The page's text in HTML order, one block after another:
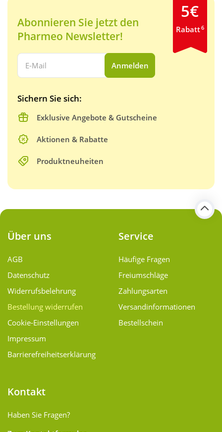
Abonnieren Sie jetzt den
Pharmeo Newsletter!
Ihre E-Mail Adresse:
Anmelden
Sichern Sie sich:
Exklusive Angebote & Gutscheine
Aktionen & Rabatte
Produktneuheiten
5€
Rabatt6
Über uns
AGB
Datenschutz
Widerrufsbelehrung
Bestellung widerrufen
Cookie-Einstellungen
Impressum
Barrierefreiheitserklärung
Service
Häufige Fragen
Freiumschläge
Zahlungsarten
Versand­informationen
Bestellschein
Kontakt
Haben Sie Fragen?